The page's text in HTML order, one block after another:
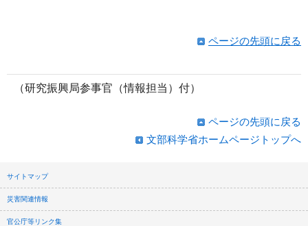
ページの先頭に戻る
（研究振興局参事官（情報担当）付）
ページの先頭に戻る
文部科学省ホームページトップへ
サイトマップ
災害関連情報
官公庁等リンク集